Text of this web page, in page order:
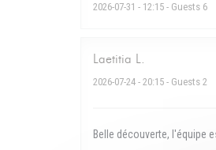
2026-07-31 - 12:15 - Guests 6
Laetitia L
2026-07-24 - 20:15 - Guests 2
Belle découverte, l'équipe